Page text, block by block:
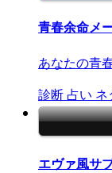
青春余命メ
あなたの青
診断 占い ネ
エヴァ風サ